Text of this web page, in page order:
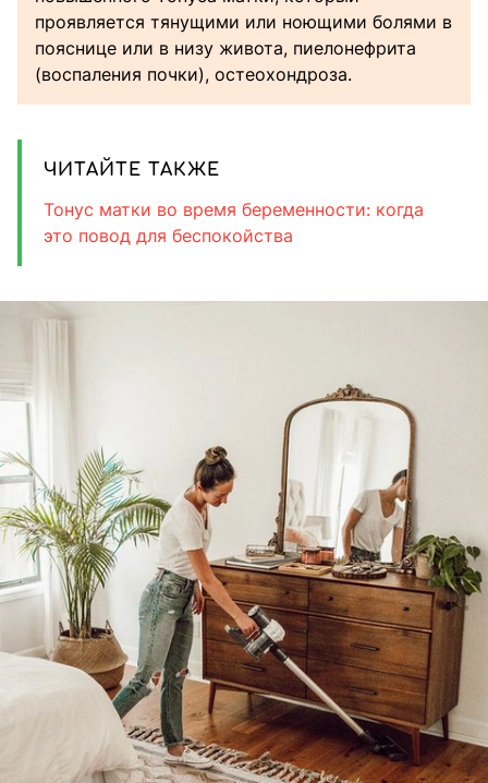
проявляется тянущими или ноющими болями в
пояснице или в низу живота, пиелонефрита
(воспаления почки), остеохондроза.
ЧИТАЙТЕ ТАКЖЕ
Тонус матки во время беременности: когда
это повод для беспокойства